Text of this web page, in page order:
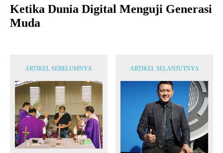
Ketika Dunia Digital Menguji Generasi
Muda
ARTIKEL SEBELUMNYA ARTIKEL SELANJUTNYA